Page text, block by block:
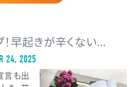
早起きが辛くない...
24, 2025
言も出